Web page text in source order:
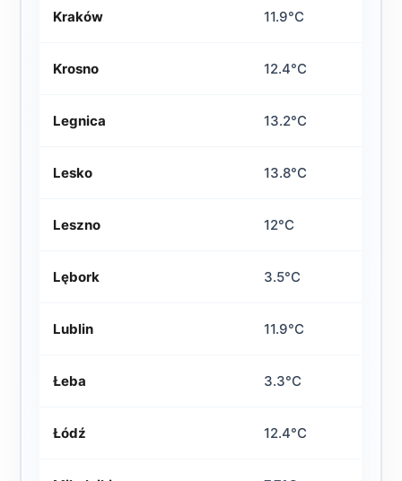
Kraków 11.9°C
Krosno 12.4°C
Legnica 13.2°C
Lesko 13.8°C
Leszno 12°C
Lębork 3.5°C
Lublin 11.9°C
Łeba 3.3°C
Łódź 12.4°C